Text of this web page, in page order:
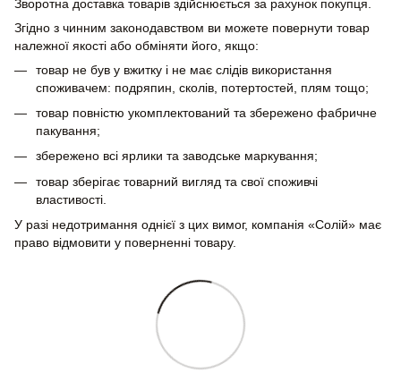
Зворотна доставка товарів здійснюється за рахунок покупця.
Згідно з чинним законодавством ви можете повернути товар
належної якості або обміняти його, якщо:
товар не був у вжитку і не має слідів використання
споживачем: подряпин, сколів, потертостей, плям тощо;
товар повністю укомплектований та збережено фабричне
пакування;
збережено всі ярлики та заводське маркування;
товар зберігає товарний вигляд та свої споживчі
властивості.
У разі недотримання однієї з цих вимог, компанія «Солій» має
право відмовити у поверненні товару.